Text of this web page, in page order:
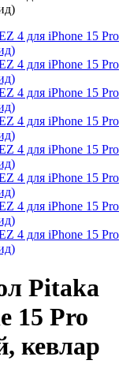
Pitaka
15 Pro
кевлар